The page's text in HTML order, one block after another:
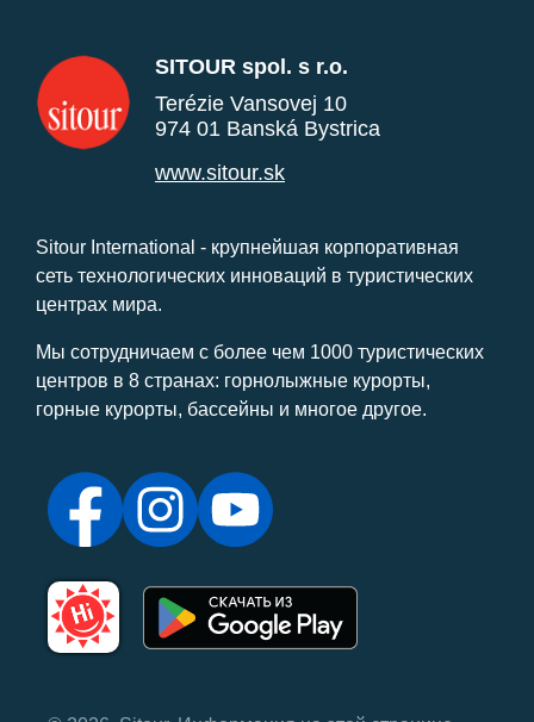
SITOUR spol. s r.o.
Terézie Vansovej 10
974 01 Banská Bystrica
www.sitour.sk
Sitour International - крупнейшая корпоративная
сеть технологических инноваций в туристических
центрах мира.
Мы сотрудничаем с более чем 1000 туристических
центров в 8 странах: горнолыжные курорты,
горные курорты, бассейны и многое другое.